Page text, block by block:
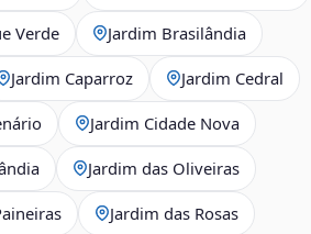
Verde Jardim Brasilândia
Jardim Caparroz Jardim Cedral
Jardim Cidade Nova
Jardim das Oliveiras
Jardim das Rosas